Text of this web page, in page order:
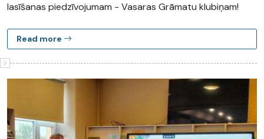
lasīšanas piedzīvojumam - Vasaras Grāmatu klubiņam!
Read more